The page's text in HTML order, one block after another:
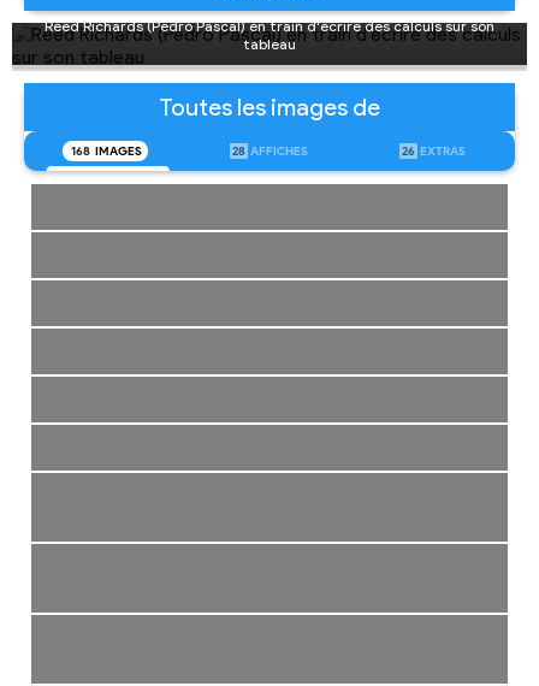
Reed Richards (Pedro Pascal) en train d'écrire des calculs sur son
tableau
Toutes les images de
168 IMAGES 28 AFFICHES 26 EXTRAS